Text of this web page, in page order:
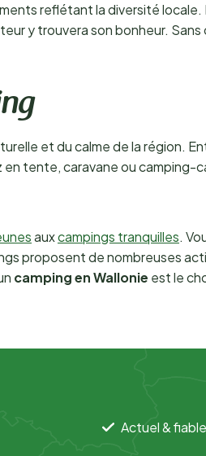
reflétant la diversité locale.
y trouvera son bonheur.
et du calme de la région.
tente, caravane ou camping-
auxcampings tranquilles.
proposent de nombreuses
camping en Wallonie est le
Actuel & fiable